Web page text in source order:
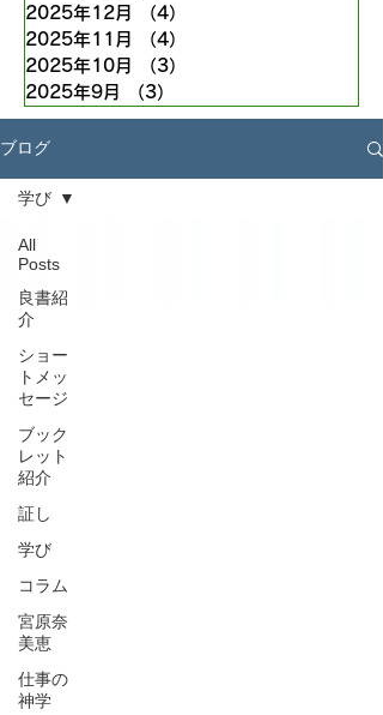
2025年12月
（4）
2025年11月
（4）
2025年10月
（3）
2025年9月
（3）
ブログ
All
Posts
良書紹
介
ショー
トメッ
セージ
ブック
レット
紹介
証し
学び
コラム
宮原奈
美恵
仕事の
神学
学び